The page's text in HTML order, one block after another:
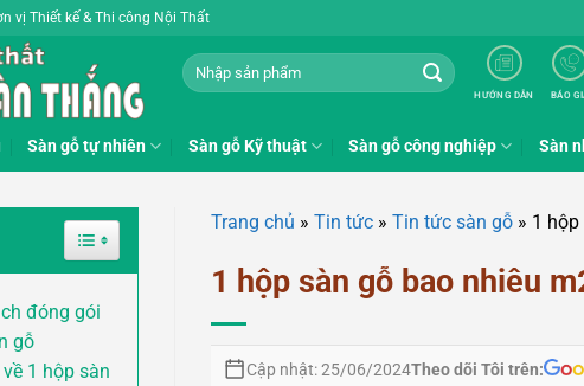
vị Thiết kế & Thi công Nội Thất
Tìm
kiếm:
HƯỚNG DẪN BÁO
Sàn gỗ tự nhiên Sàn gỗ Kỹ thuật Sàn gỗ công nghiệp Sàn
Toggle Table of Content
đóng gói
gỗ
1 hộp sàn
Trang chủ » Tin tức » Tin tức sàn gỗ » 1
1 hộp sàn gỗ bao nhiêu
Cập nhật: 25/06/2024Theo dõi Tôi trên: